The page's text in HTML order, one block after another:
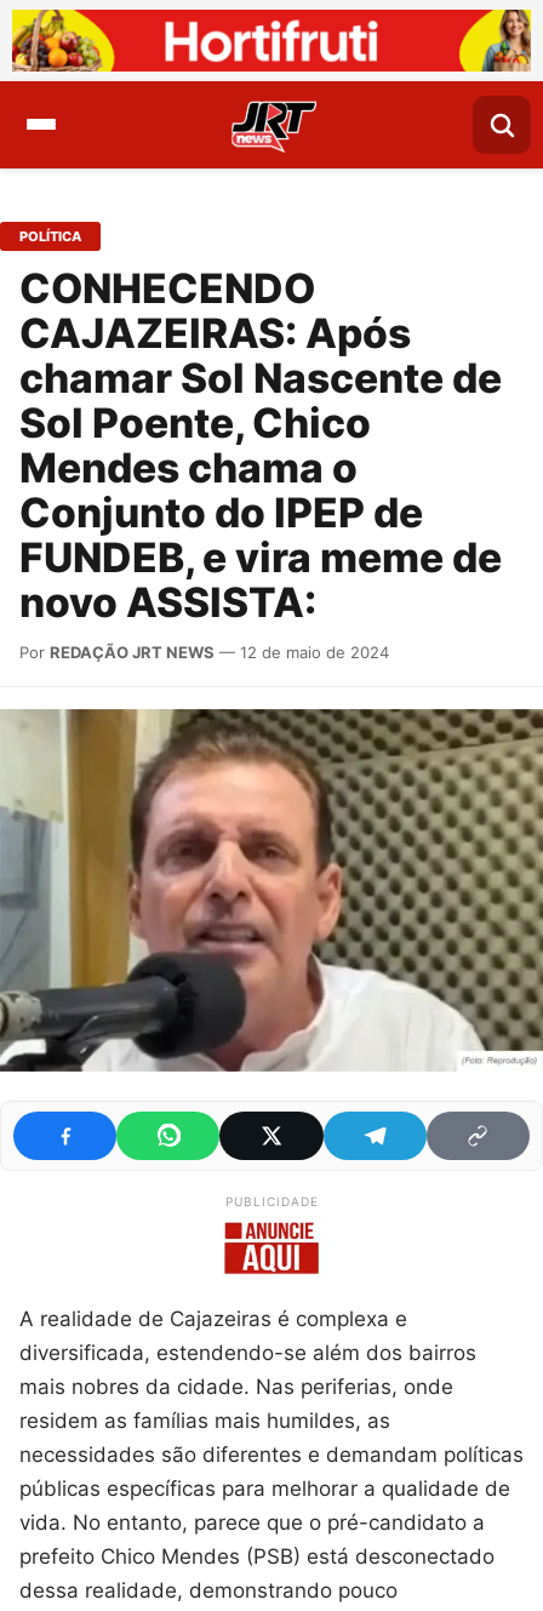
POLÍTICA
CONHECENDO
CAJAZEIRAS: Após
chamar Sol Nascente de
Sol Poente, Chico
Mendes chama o
Conjunto do IPEP de
FUNDEB, e vira meme de
novo ASSISTA:
Por REDAÇÃO JRT NEWS — 12 de maio de 2024
PUBLICIDADE
A realidade de Cajazeiras é complexa e
diversificada, estendendo-se além dos bairros
mais nobres da cidade. Nas periferias, onde
residem as famílias mais humildes, as
necessidades são diferentes e demandam políticas
públicas específicas para melhorar a qualidade de
vida. No entanto, parece que o pré-candidato a
prefeito Chico Mendes (PSB) está desconectado
dessa realidade, demonstrando pouco